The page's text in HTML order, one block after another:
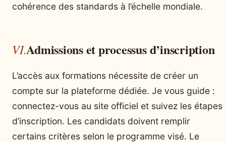
cohérence des standards à l’échelle mondiale.
Admissions et processus d’inscription
L’accès aux formations nécessite de créer un
compte sur la plateforme dédiée. Je vous guide :
connectez-vous au site officiel et suivez les étapes
d’inscription. Les candidats doivent remplir
certains critères selon le programme visé. Le